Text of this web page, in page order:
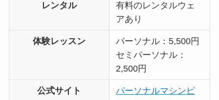
レンタル
有料のレンタルウェ
アあり
体験レッスン
パーソナル：5,500円
セミパーソナル：
2,500円
公式サイト
パーソナルマシンピ